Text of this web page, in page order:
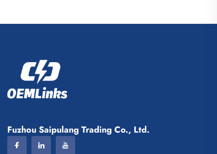
Fuzhou Saipulang Trading Co., Ltd.